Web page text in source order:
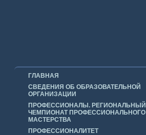
ГЛАВНАЯ
СВЕДЕНИЯ ОБ ОБРАЗОВАТЕЛЬНОЙ
ОРГАНИЗАЦИИ
ПРОФЕССИОНАЛЫ. РЕГИОНАЛЬНЫЙ
ЧЕМПИОНАТ ПРОФЕССИОНАЛЬНОГО
МАСТЕРСТВА
ПРОФЕССИОНАЛИТЕТ